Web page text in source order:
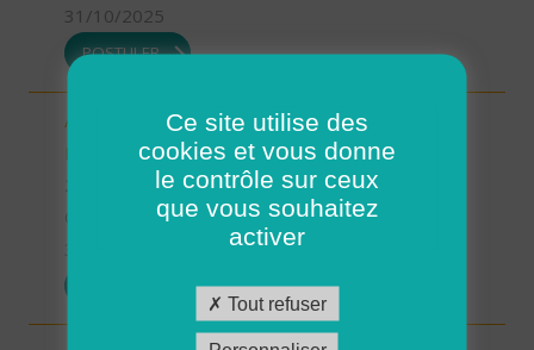
31/10/2025
POSTULER
Aide à domicile - CDD ou CDI -
Plouarzel/Lampaul-Plouarzel/Ploumoguer (H/F)
29 - Finistère
Ce site utilise des
cookies et vous donne
le contrôle sur ceux
que vous souhaitez
activer
Tout refuser